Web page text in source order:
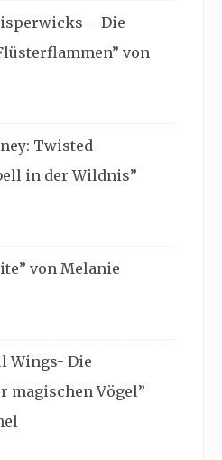
– Die
von
Twisted
in der Wildnis”
von Melanie
Wings- Die
magischen Vögel”